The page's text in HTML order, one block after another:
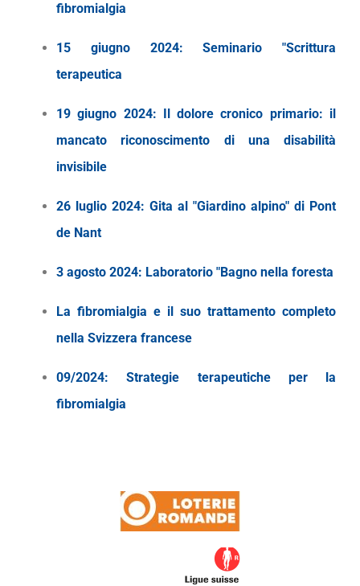
fibromialgia
15 giugno 2024:Seminario "Scrittura
terapeutica
19 giugno 2024: Il dolore cronico primario: il
mancato riconoscimento di una disabilità
invisibile
26 luglio 2024: Gita al "Giardino alpino" di Pont
de Nant
3 agosto 2024: Laboratorio "Bagno nella foresta
La fibromialgia e il suo trattamento completo
nella Svizzera francese
09/2024: Strategie terapeutiche per la
fibromialgia